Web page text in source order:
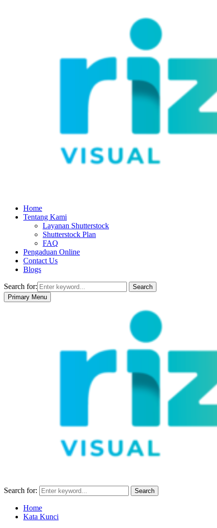
Home
Tentang Kami
Layanan Shutterstock
Shutterstock Plan
FAQ
Pengaduan Online
Contact Us
Blogs
Search for:
Search
Primary Menu
Search for: Search
Home
Kata Kunci